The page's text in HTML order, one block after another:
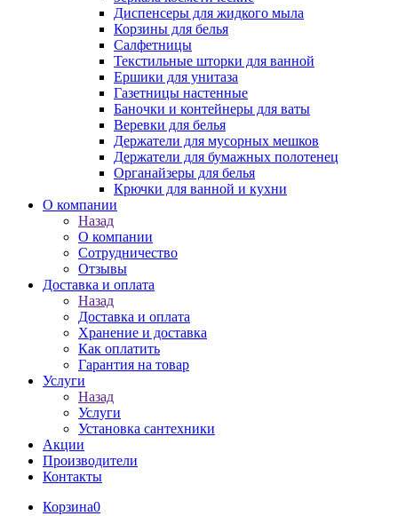
Диспенсеры для жидкого мыла
Корзины для белья
Салфетницы
Текстильные шторки для ванной
Ершики для унитаза
Газетницы настенные
Баночки и контейнеры для ваты
Веревки для белья
Держатели для мусорных мешков
Держатели для бумажных полотенец
Органайзеры для белья
Крючки для ванной и кухни
О компании
Назад
О компании
Сотрудничество
Отзывы
Доставка и оплата
Назад
Доставка и оплата
Хранение и доставка
Как оплатить
Гарантия на товар
Услуги
Назад
Услуги
Установка сантехники
Акции
Производители
Контакты
Корзина0